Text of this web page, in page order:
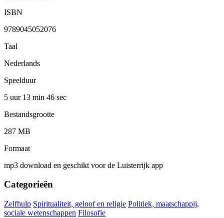
ISBN
9789045052076
Taal
Nederlands
Speelduur
5 uur 13 min 46 sec
Bestandsgrootte
287 MB
Formaat
mp3 download en geschikt voor de Luisterrijk app
Categorieën
Zelfhulp Spiritualiteit, geloof en religie Politiek, maatschappij,
sociale wetenschappen Filosofie